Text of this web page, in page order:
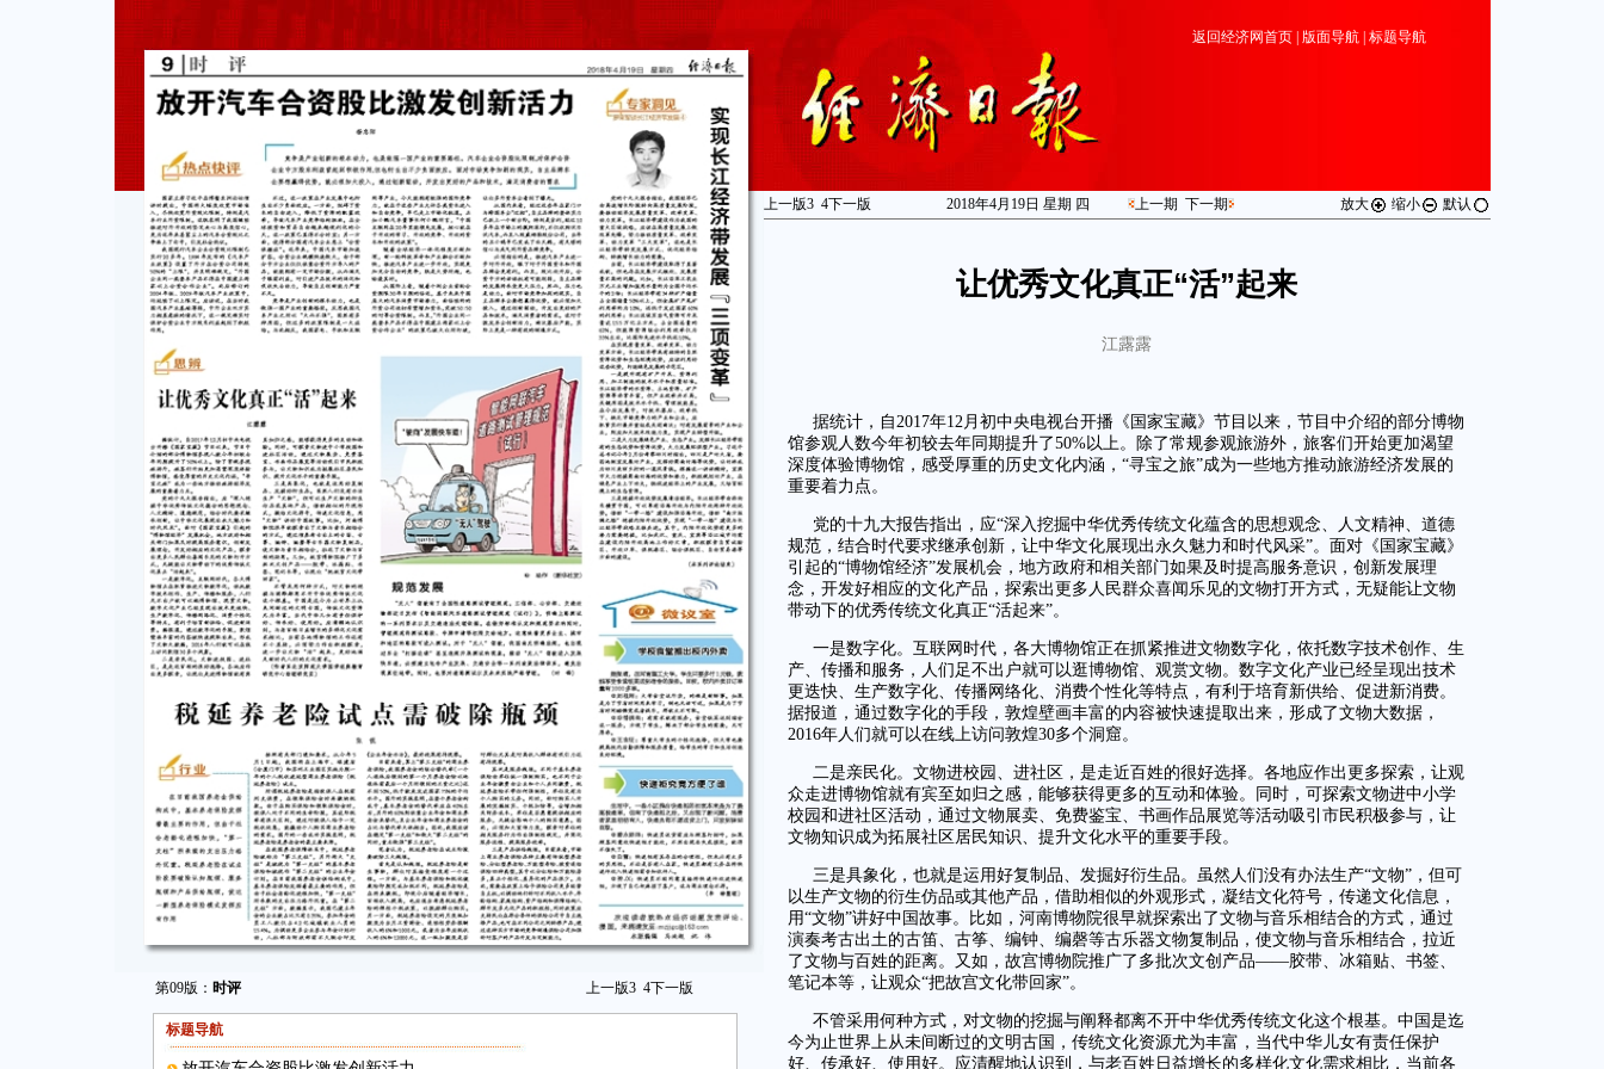
第09版： 时评 上一版3 4下一版
标题导航
返回经济网首页| 版面导航| 标题导航
上一版3 4下一版 2018年4月19日 星期 四 上一期 下一期 放大 缩小 默认
让优秀文化真正“活”起来
江露露
据统计，自2017年12月初中央电视台开播《国家宝藏》节目以来，节目中介绍的部分博物
馆参观人数今年初较去年同期提升了50%以上。除了常规参观旅游外，旅客们开始更加渴望
深度体验博物馆，感受厚重的历史文化内涵，“寻宝之旅”成为一些地方推动旅游经济发展的
重要着力点。
党的十九大报告指出，应“深入挖掘中华优秀传统文化蕴含的思想观念、人文精神、道德
规范，结合时代要求继承创新，让中华文化展现出永久魅力和时代风采”。面对《国家宝藏》
引起的“博物馆经济”发展机会，地方政府和相关部门如果及时提高服务意识，创新发展理
念，开发好相应的文化产品，探索出更多人民群众喜闻乐见的文物打开方式，无疑能让文物
带动下的优秀传统文化真正“活起来”。
一是数字化。互联网时代，各大博物馆正在抓紧推进文物数字化，依托数字技术创作、生
产、传播和服务，人们足不出户就可以逛博物馆、观赏文物。数字文化产业已经呈现出技术
更迭快、生产数字化、传播网络化、消费个性化等特点，有利于培育新供给、促进新消费。
据报道，通过数字化的手段，敦煌壁画丰富的内容被快速提取出来，形成了文物大数据，
2016年人们就可以在线上访问敦煌30多个洞窟。
二是亲民化。文物进校园、进社区，是走近百姓的很好选择。各地应作出更多探索，让观
众走进博物馆就有宾至如归之感，能够获得更多的互动和体验。同时，可探索文物进中小学
校园和进社区活动，通过文物展卖、免费鉴宝、书画作品展览等活动吸引市民积极参与，让
文物知识成为拓展社区居民知识、提升文化水平的重要手段。
三是具象化，也就是运用好复制品、发掘好衍生品。虽然人们没有办法生产“文物”，但可
以生产文物的衍生仿品或其他产品，借助相似的外观形式，凝结文化符号，传递文化信息，
用“文物”讲好中国故事。比如，河南博物院很早就探索出了文物与音乐相结合的方式，通过
演奏考古出土的古笛、古筝、编钟、编磬等古乐器文物复制品，使文物与音乐相结合，拉近
了文物与百姓的距离。又如，故宫博物院推广了多批次文创产品——胶带、冰箱贴、书签、
笔记本等，让观众“把故宫文化带回家”。
不管采用何种方式，对文物的挖掘与阐释都离不开中华优秀传统文化这个根基。中国是迄
今为止世界上从未间断过的文明古国，传统文化资源尤为丰富，当代中华儿女有责任保护
好、传承好、使用好。应清醒地认识到，与老百姓日益增长的多样化文化需求相比，当前各